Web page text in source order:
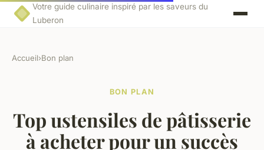
Votre guide culinaire inspiré par les saveurs du
Luberon
Accueil›Bon plan
BON PLAN
Top ustensiles de pâtisserie
à acheter pour un succès